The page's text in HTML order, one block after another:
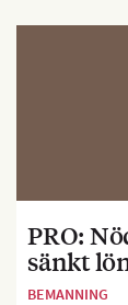
PRO:
sänkt
BEMANNING